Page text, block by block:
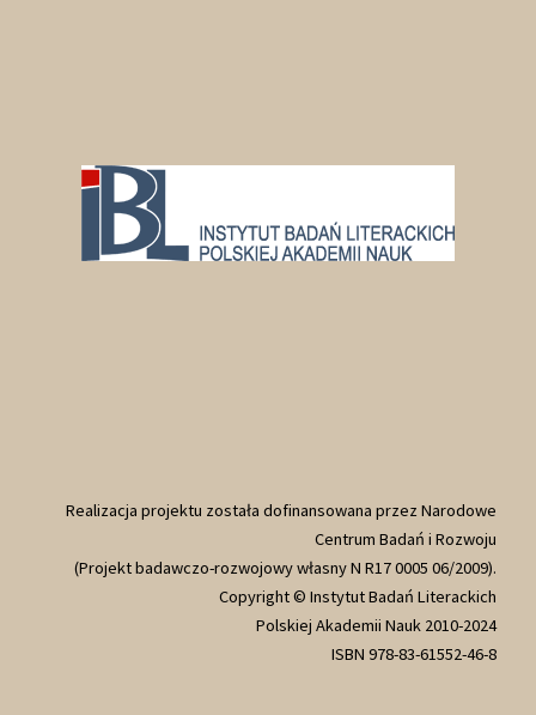
Realizacja projektu została dofinansowana przez Narodowe
Centrum Badań i Rozwoju
(Projekt badawczo-rozwojowy własny N R17 0005 06/2009).
Copyright © Instytut Badań Literackich
Polskiej Akademii Nauk 2010-2024
ISBN 978-83-61552-46-8